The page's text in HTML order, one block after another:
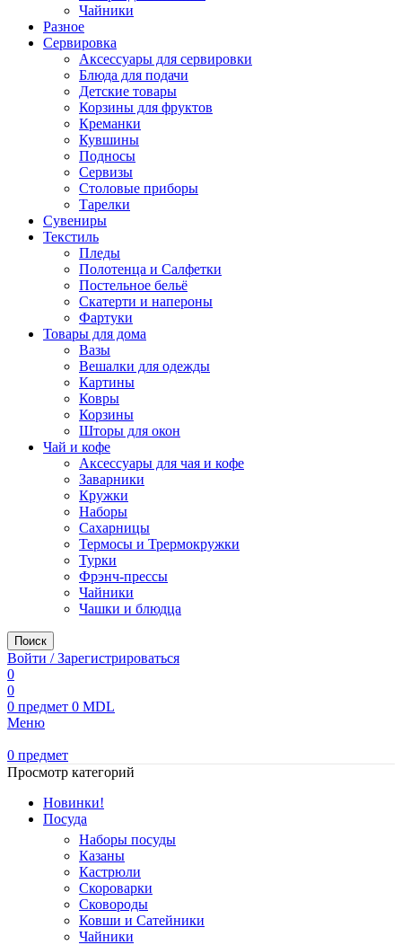
Чайники
Разное
Сервировка
Аксессуары для сервировки
Блюда для подачи
Детские товары
Корзины для фруктов
Креманки
Кувшины
Подносы
Сервизы
Столовые приборы
Тарелки
Сувениры
Текстиль
Пледы
Полотенца и Салфетки
Постельное бельё
Скатерти и напероны
Фартуки
Товары для дома
Вазы
Вешалки для одежды
Картины
Ковры
Корзины
Шторы для окон
Чай и кофе
Аксессуары для чая и кофе
Заварники
Кружки
Наборы
Сахарницы
Термосы и Трермокружки
Турки
Фрэнч-прессы
Чайники
Чашки и блюдца
Поиск
Войти / Зарегистрироваться
0
0
0 предмет 0 MDL
Меню
0 предмет
Просмотр категорий
Новинки!
Посуда
Наборы посуды
Казаны
Кастрюли
Скороварки
Сковороды
Ковши и Сатейники
Чайники